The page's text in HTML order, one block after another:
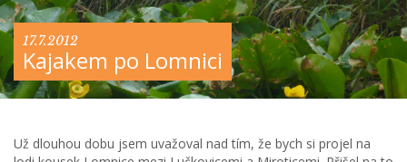
17.7.2012
Kajakem po Lomnici
Už dlouhou dobu jsem uvažoval nad tím, že bych si projel na